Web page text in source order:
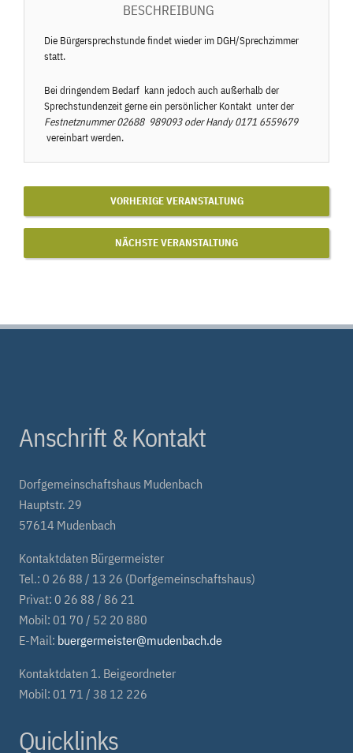
BESCHREIBUNG
Die Bürgersprechstunde findet wieder im DGH/Sprechzimmer
statt.
Bei dringendem Bedarf kann jedoch auch außerhalb der
Sprechstundenzeit gerne ein persönlicher Kontakt unter der
Festnetznummer02688 989093oder Handy0171 6559679
vereinbart werden.
VORHERIGE VERANSTALTUNG
NÄCHSTE VERANSTALTUNG
Anschrift & Kontakt
Dorfgemeinschaftshaus Mudenbach
Hauptstr. 29
57614 Mudenbach
Kontaktdaten Bürgermeister
Tel.: 0 26 88 / 13 26 (Dorfgemeinschaftshaus)
Privat: 0 26 88 / 86 21
Mobil: 01 70 / 52 20 880
E-Mail: buergermeister@mudenbach.de
Kontaktdaten 1. Beigeordneter
Mobil: 01 71 / 38 12 226
Quicklinks